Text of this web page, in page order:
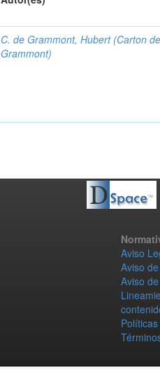
C. de Grammont, Hubert (Carton de
Grammont)
Aviso
Aviso
Aviso